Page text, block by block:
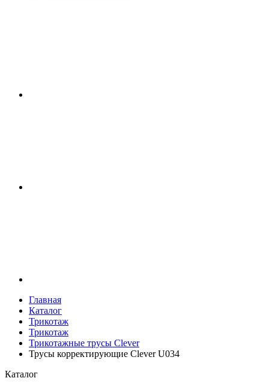
Главная
Каталог
Трикотаж
Трикотаж
Трикотажные трусы Clever
Трусы корректирующие Clever U034
Каталог